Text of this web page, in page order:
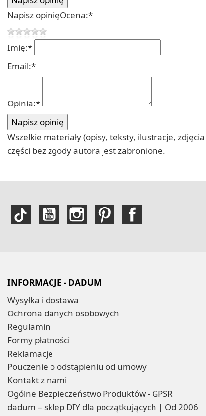
Napisz opinięOcena:*
Imię:*
Email:*
Opinia:*
Wszelkie materiały (opisy, teksty, ilustracje,
części bez zgody autora jest zabronione.
INFORMACJE - DADUM
Wysyłka i dostawa
Ochrona danych osobowych
Regulamin
Formy płatności
Reklamacje
Pouczenie o odstąpieniu od umowy
Kontakt z nami
Ogólne Bezpieczeństwo Produktów - GPSR
dadum – sklep DIY dla początkujących | Od 2006